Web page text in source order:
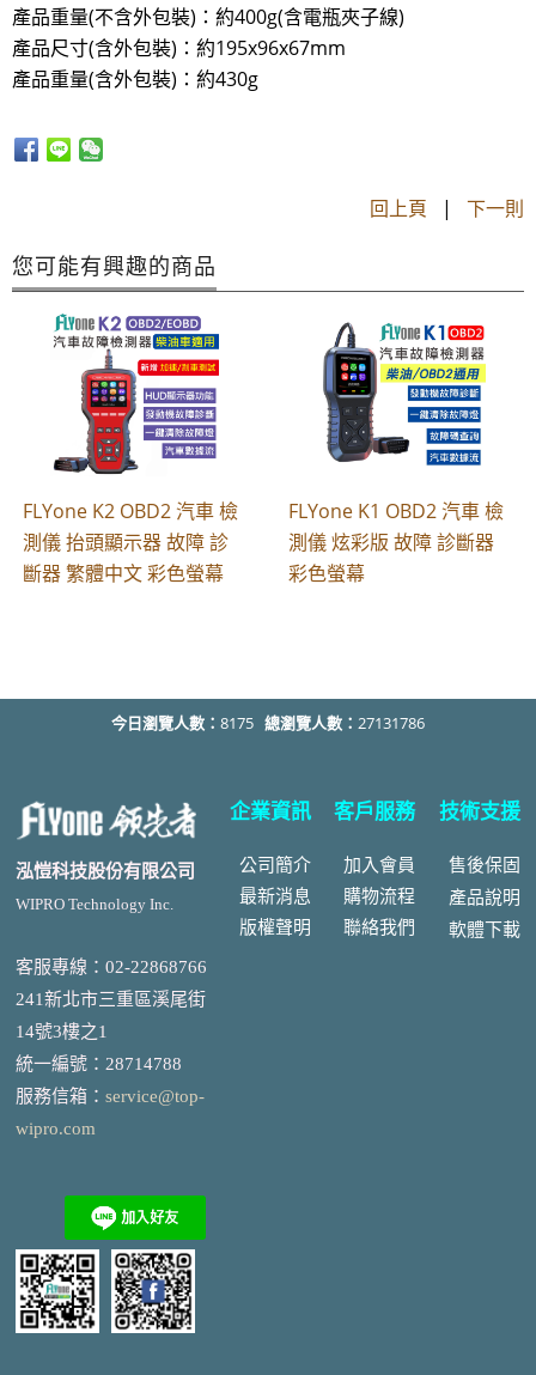
產品重量(不含外包裝)：約400g(含電瓶夾子線)
產品尺寸(含外包裝)：約195x96x67mm
產品重量(含外包裝)：約430g
回上頁 | 下一則
您可能有興趣的商品
FLYone K2 OBD2 汽車 檢
測儀 抬頭顯示器 故障 診
斷器 繁體中文 彩色螢幕
FLYone K1 OBD2 汽車 檢
測儀 炫彩版 故障 診斷器
彩色螢幕
今日瀏覽人數： 8175 總瀏覽人數： 27131786
泓愷科技股份有限公司
WIPRO Technology Inc.
客服專線：02-22868766
241新北市三重區溪尾街
14號3樓之1
統一編號 ： 28714788
服務信箱： service@top-
wipro.com
企業資訊
公司簡介
最新消息
版權聲明
客戶服務
加入會員
購物流程
聯絡我們
技術支援
售後保固
產品說明
軟體下載